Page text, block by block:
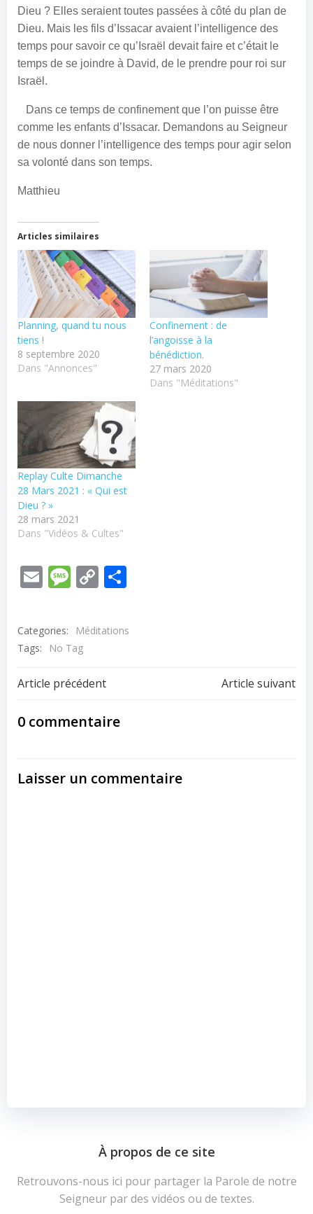
Dieu ? Elles seraient toutes passées à côté du plan de
Dieu. Mais les fils d’Issacar avaient l’intelligence des
temps pour savoir ce qu’Israël devait faire et c’était le
temps de se joindre à David, de le prendre pour roi sur
Israël.
Dans ce temps de confinement que l’on puisse être
comme les enfants d’Issacar. Demandons au Seigneur
de nous donner l’intelligence des temps pour agir selon
sa volonté dans son temps.
Matthieu
Articles similaires
Planning, quand tu nous
tiens !
8 septembre 2020
Dans "Annonces"
Confinement : de
l’angoisse à la
bénédiction.
27 mars 2020
Dans "Méditations"
Replay Culte Dimanche
28 Mars 2021 : « Qui est
Dieu ? »
28 mars 2021
Dans "Vidéos & Cultes"
EmailMessage
Copy
Link
Categories:
Méditations
Tags:
No Tag
Post
navigation
Article précédent Article suivant
0 commentaire
Laisser un commentaire
À propos de ce site
Retrouvons-nous ici pour partager la Parole de notre
Seigneur par des vidéos ou de textes.